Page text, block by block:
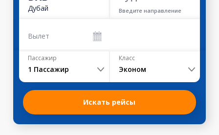
Дубай Введите направление
Вылет
Пассажир
1 Пассажир
Класс
Эконом
Искать рейсы